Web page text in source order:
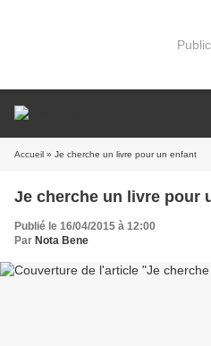
Accueil » Je cherche un livre pour un enfant
Je cherche un livre pour
Publié le 16/04/2015 à 12:00
Par Nota Bene